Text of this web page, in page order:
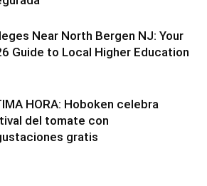
Near North Bergen NJ: Your
Guide to Local Higher Education
HORA: Hoboken celebra
del tomate con
gratis